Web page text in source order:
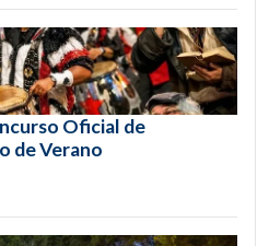
Oficial de
de Verano